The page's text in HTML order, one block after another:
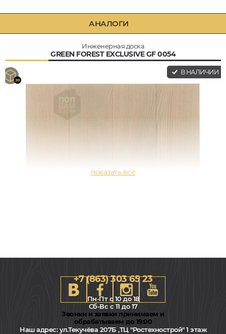
АНАЛОГИ
Инженерная доска
GREEN FOREST EXCLUSIVE GF 0054
В НАЛИЧИИ
+7 (863) 303 65 23
Пн-Пт с 10 до 18
Сб-Вс с 11 до 17
Звонки и заявки принимаем и
обрабатываем до 19:00
Наш адрес:ул.Текучёва 207Б ,ТЦ "Ростехнострой" 1 этаж